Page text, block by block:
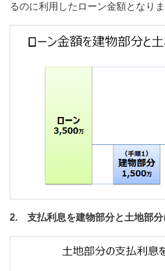
るのに利用したローン金額となりま
2. 支払利息を建物部分と土地部